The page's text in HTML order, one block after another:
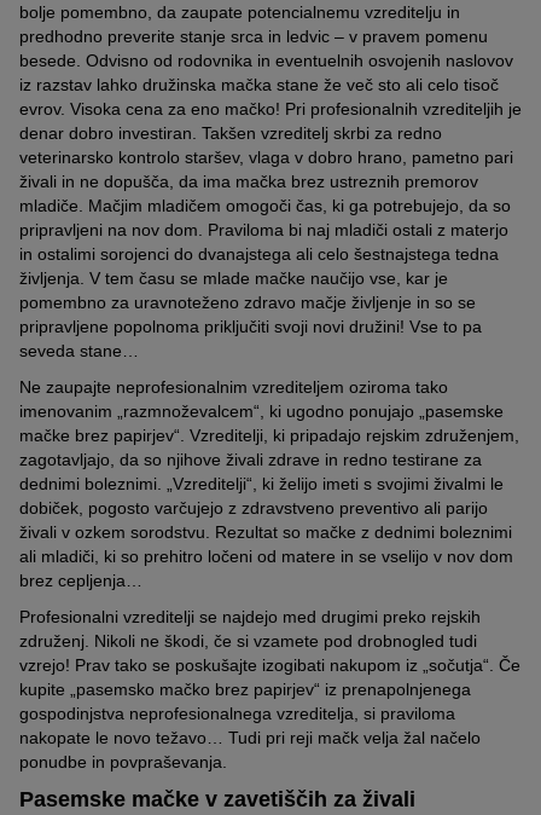
bolje pomembno, da zaupate potencialnemu vzreditelju in
predhodno preverite stanje srca in ledvic – v pravem pomenu
besede. Odvisno od rodovnika in eventuelnih osvojenih naslovov
iz razstav lahko družinska mačka stane že več sto ali celo tisoč
evrov. Visoka cena za eno mačko! Pri profesionalnih vzrediteljih je
denar dobro investiran. Takšen vzreditelj skrbi za redno
veterinarsko kontrolo staršev, vlaga v dobro hrano, pametno pari
živali in ne dopušča, da ima mačka brez ustreznih premorov
mladiče. Mačjim mladičem omogoči čas, ki ga potrebujejo, da so
pripravljeni na nov dom. Praviloma bi naj mladiči ostali z materjo
in ostalimi sorojenci do dvanajstega ali celo šestnajstega tedna
življenja. V tem času se mlade mačke naučijo vse, kar je
pomembno za uravnoteženo zdravo mačje življenje in so se
pripravljene popolnoma priključiti svoji novi družini! Vse to pa
seveda stane…
Ne zaupajte neprofesionalnim vzrediteljem oziroma tako
imenovanim „razmnoževalcem“, ki ugodno ponujajo „pasemske
mačke brez papirjev“. Vzreditelji, ki pripadajo rejskim združenjem,
zagotavljajo, da so njihove živali zdrave in redno testirane za
dednimi boleznimi. „Vzreditelji“, ki želijo imeti s svojimi živalmi le
dobiček, pogosto varčujejo z zdravstveno preventivo ali parijo
živali v ozkem sorodstvu. Rezultat so mačke z dednimi boleznimi
ali mladiči, ki so prehitro ločeni od matere in se vselijo v nov dom
brez cepljenja…
Profesionalni vzreditelji se najdejo med drugimi preko rejskih
združenj. Nikoli ne škodi, če si vzamete pod drobnogled tudi
vzrejo! Prav tako se poskušajte izogibati nakupom iz „sočutja“. Če
kupite „pasemsko mačko brez papirjev“ iz prenapolnjenega
gospodinjstva neprofesionalnega vzreditelja, si praviloma
nakopate le novo težavo… Tudi pri reji mačk velja žal načelo
ponudbe in povpraševanja.
Pasemske mačke v zavetiščih za živali